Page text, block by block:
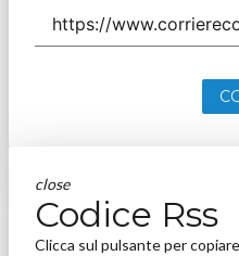
close
Codice Rss
Clicca sul pulsante per